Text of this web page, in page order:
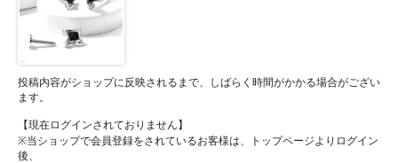
投稿内容がショップに反映されるまで、しばらく時間がかかる場合がござい
ます。
【現在ログインされておりません】
※当ショップで会員登録をされているお客様は、トップページよりログイン
後、